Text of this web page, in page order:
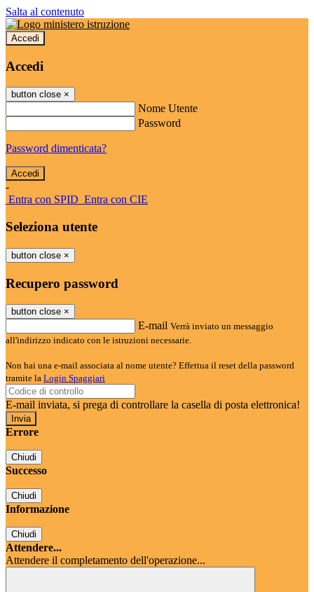
Salta al contenuto
Accedi
Accedi
button close ×
Nome Utente
Password
Password dimenticata?
-
Entra con SPID Entra con CIE
Seleziona utente
button close ×
Recupero password
button close ×
E-mail Verrà inviato un messaggio
all'indirizzo indicato con le istruzioni necessarie.
Non hai una e-mail associata al nome utente? Effettua il reset della password
tramite la Login Spaggiari
E-mail inviata, si prega di controllare la casella di posta elettronica!
Errore
Chiudi
Successo
Chiudi
Informazione
Chiudi
Attendere...
Attendere il completamento dell'operazione...